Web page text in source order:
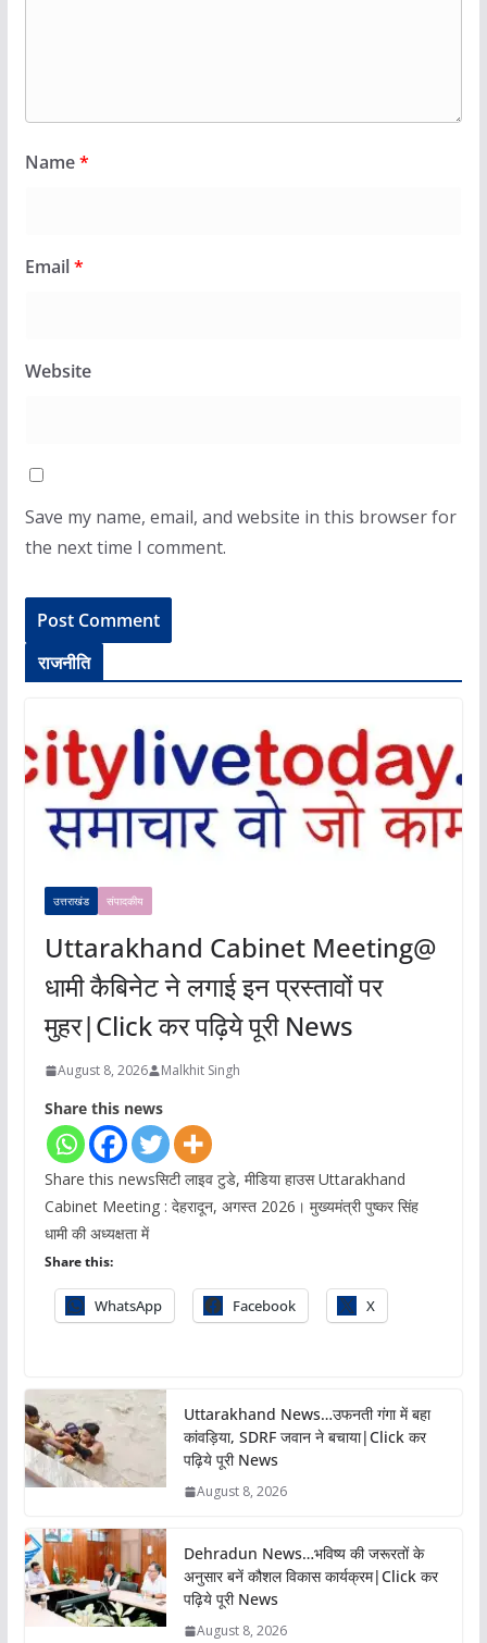
Name*
Email*
Website
Save my name, email, and website in this browser for
the next time I comment.
राजनीति
उत्तराखंड संपादकीय
Uttarakhand Cabinet Meeting@
धामी कैबिनेट ने लगाई इन प्रस्तावों पर
मुहर|Click कर पढ़िये पूरी News
August 8, 2026 Malkhit Singh
Share this news
Share this newsसिटी लाइव टुडे, मीडिया हाउस Uttarakhand
Cabinet Meeting : देहरादून, अगस्त 2026। मुख्यमंत्री पुष्कर सिंह
धामी की अध्यक्षता में
Share this:
WhatsApp Facebook X
Uttarakhand News…उफनती गंगा में बहा
कांवड़िया, SDRF जवान ने बचाया|Click कर
पढ़िये पूरी News
August 8, 2026
Dehradun News…भविष्य की जरूरतों के
अनुसार बनें कौशल विकास कार्यक्रम|Click कर
पढ़िये पूरी News
August 8, 2026